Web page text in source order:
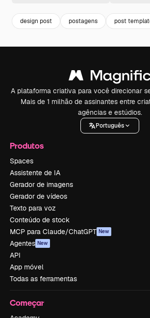
design post postagens post
A plataforma criativa para você direcionar
Mais de 1 milhão de assinantes entre
agências e estúdios.
Português
Produtos
Spaces
Assistente de IA
Gerador de imagens
Gerador de vídeos
Texto para voz
Conteúdo de stock
MCP para Claude/ChatGPT New
Agentes New
API
App móvel
Todas as ferramentas
Começar